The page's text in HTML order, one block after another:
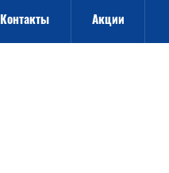
Контакты Акции